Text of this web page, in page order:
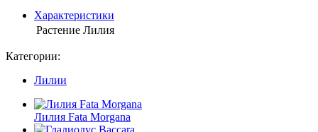
Характеристики
Растение Лилия
Категории:
Лилии
Лилия Fata Morgana